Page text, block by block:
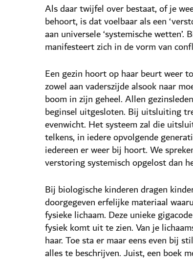
Als daar twijfel over bestaat, of je
behoort, is dat voelbaar als een
aan universele ‘systemische
manifesteert zich in de vorm van
Een gezin hoort op haar beurt weer
zowel aan vaderszijde alsook naar
boom in zijn geheel. Allen
beginsel uitgesloten. Bij uitsluiting
evenwicht. Het systeem zal die
telkens, in iedere opvolgende
iedereen er weer bij hoort. We
verstoring systemisch opgelost dan
Bij biologische kinderen dragen
doorgegeven erfelijke materiaal
fysieke lichaam. Deze unieke
fysiek komt uit te zien. Van je
haar. Toe sta er maar eens even bij
alles te beschrijven. Juist, een boek